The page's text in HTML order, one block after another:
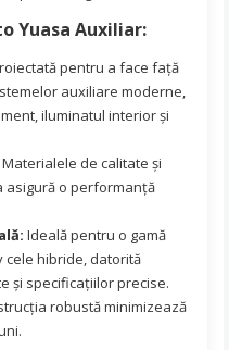
Yuasa Auxiliar:
pentru a face față
auxiliare moderne,
iluminatul interior și
Materialele de calitate și
asigură o performanță
Ideală pentru o gamă
cele hibride, datorită
și specificațiilor precise.
robustă minimizează